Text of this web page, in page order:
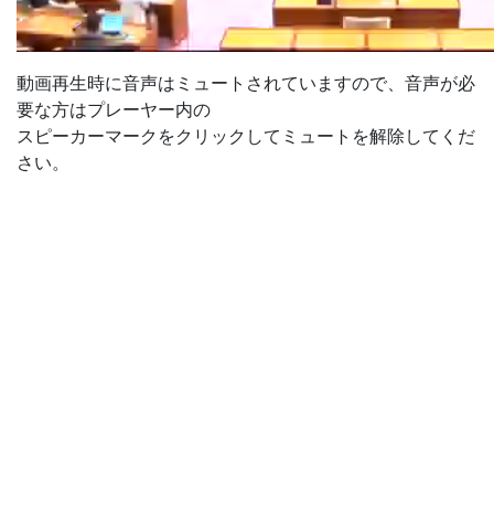
UnmuteLoaded:
1.61%
動画再生時に音声はミュートされていますので、音声が必
要な方はプレーヤー内の
スピーカーマークをクリックしてミュートを解除してくだ
さい。